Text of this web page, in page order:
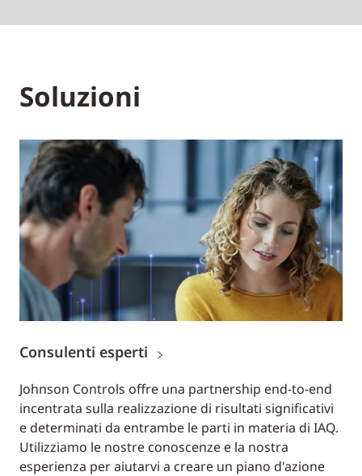
Soluzioni
Consulenti esperti
Johnson Controls offre una partnership end-to-end
incentrata sulla realizzazione di risultati significativi
e determinati da entrambe le parti in materia di IAQ.
Utilizziamo le nostre conoscenze e la nostra
esperienza per aiutarvi a creare un piano d'azione